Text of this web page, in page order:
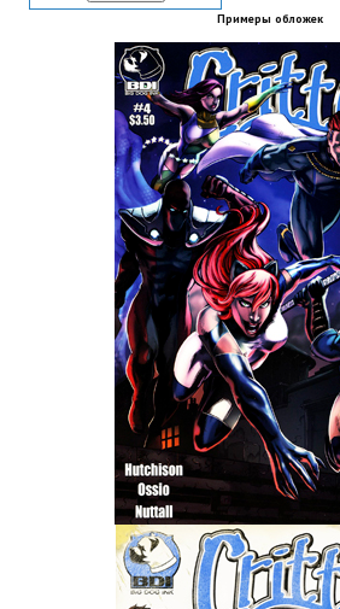
Apella CBBE SSE BodySlide (with
Apella 2.0 CBBE SSE BodySlide (with
Kitana CBBE SSE BodySlide (with
Nekomimi
New Light Skyrim SE
SB Corset Armor CBBE SSE BodySlide
Wedding Wear CBBE SSE BodySlide
Работы Тестера 55
Наёмный оборотень
Небесный воин
Немного героев меча и магии
Примеры обложек